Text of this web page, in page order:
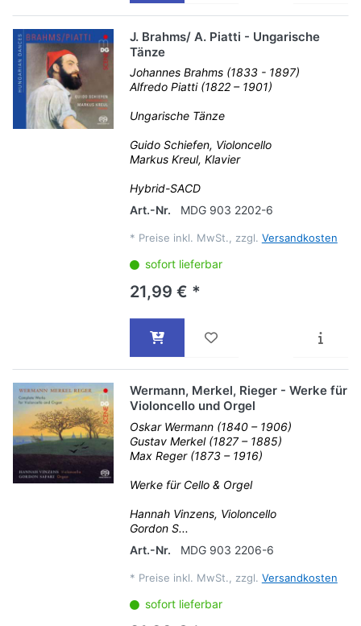
J. Brahms/ A. Piatti - Ungarische
Tänze
Johannes Brahms (1833 - 1897)
Alfredo Piatti (1822 – 1901)
Ungarische Tänze
Guido Schiefen, Violoncello
Markus Kreul, Klavier
Hybrid-SACD
Art.-Nr.
MDG 903 2202-6
* Preise inkl. MwSt., zzgl. Versandkosten
sofort lieferbar
21,99 € *
Wermann, Merkel, Rieger - Werke für
Violoncello und Orgel
Oskar Wermann (1840 – 1906)
Gustav Merkel (1827 – 1885)
Max Reger (1873 – 1916)
Werke für Cello & Orgel
Hannah Vinzens, Violoncello
Gordon S...
Art.-Nr.
MDG 903 2206-6
* Preise inkl. MwSt., zzgl. Versandkosten
sofort lieferbar